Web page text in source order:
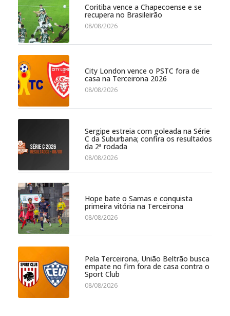
Coritiba vence a Chapecoense e se
recupera no Brasileirão
08/08/2026
City London vence o PSTC fora de
casa na Terceirona 2026
08/08/2026
Sergipe estreia com goleada na Série
C da Suburbana; confira os resultados
da 2ª rodada
08/08/2026
Hope bate o Samas e conquista
primeira vitória na Terceirona
08/08/2026
Pela Terceirona, União Beltrão busca
empate no fim fora de casa contra o
Sport Club
08/08/2026